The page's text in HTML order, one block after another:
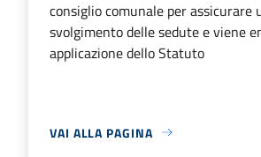
consiglio comunale per assicurare
svolgimento delle sedute e viene
applicazione dello Statuto
VAI ALLA PAGINA